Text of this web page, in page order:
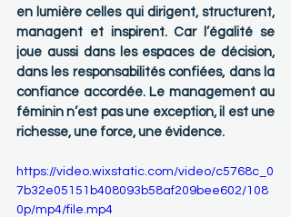
en lumière celles qui dirigent, structurent,
managent et inspirent. Car l’égalité se
joue aussi dans les espaces de décision,
dans les responsabilités confiées, dans la
confiance accordée. Le management au
féminin n’est pas une exception, il est une
richesse, une force, une évidence.
https://video.wixstatic.com/video/c5768c_0
7b32e05151b408093b58af209bee602/108
0p/mp4/file.mp4